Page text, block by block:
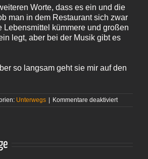
Worte, dass es ein und die
man in dem Restaurant sich zwar
Lebensmittel kümmere und großen
legt, aber bei der Musik gibt es
so langsam geht sie mir auf den
Unterwegs | Kommentare deaktiviertfür